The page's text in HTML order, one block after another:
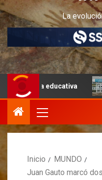
La
Inicio
MUNDO
Juan Gauto marcó